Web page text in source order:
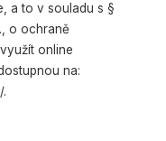
a to v souladu s §
o ochraně
online
na: